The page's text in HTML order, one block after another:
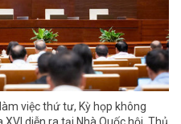
việc thứ tư, Kỳ họp không
diễn ra tại Nhà Quốc hội, Thủ